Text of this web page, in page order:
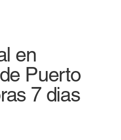
en
Puerto
7 dias